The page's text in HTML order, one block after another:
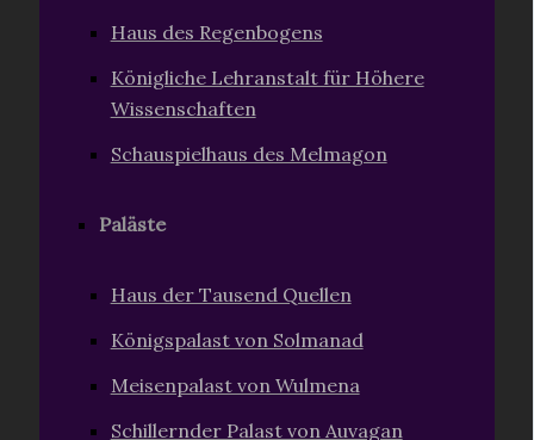
Haus des Regenbogens
Königliche Lehranstalt für Höhere
Wissenschaften
Schauspielhaus des Melmagon
Paläste
Haus der Tausend Quellen
Königspalast von Solmanad
Meisenpalast von Wulmena
Schillernder Palast von Auvagan